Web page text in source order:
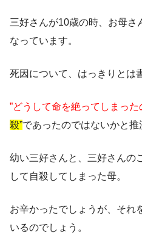
三好さんが10歳の時、お母さ
なっています。
死因について、はっきりとは
”どうして命を絶ってしまった
殺”であったのではないかと推
幼い三好さんと、三好さんの
して自殺してしまった母。
お辛かったでしょうが、それ
いるのでしょう。